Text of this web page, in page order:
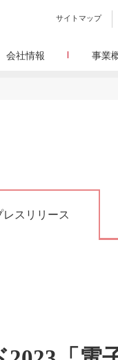
サイトマップ
会社情報
アク
事業
レスリリース